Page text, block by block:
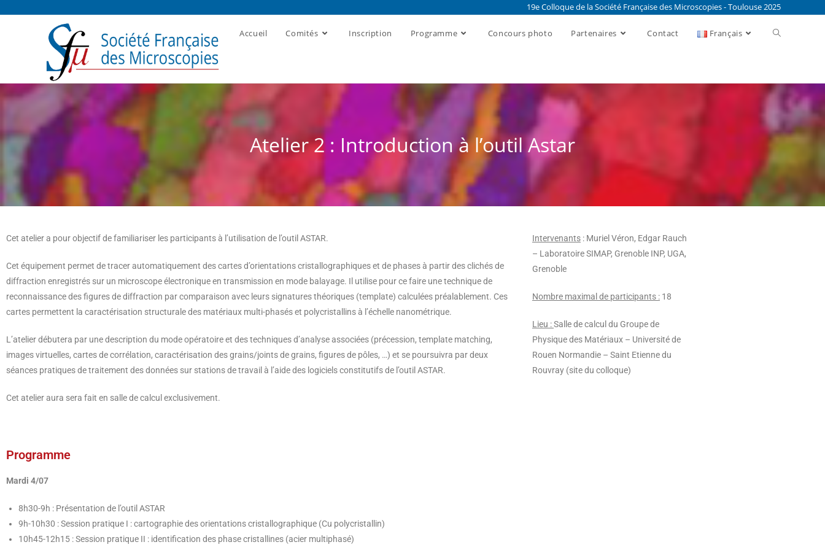
19e Colloque de la Société Française des Microscopies - Toulouse 2025
Accueil Comités Inscription Programme Concours photo Partenaires Contact Français
Atelier 2 : Introduction à l’outil Astar
Cet atelier a pour objectif de familiariser les participants à l’utilisation de l’outil ASTAR.
Cet équipement permet de tracer automatiquement des cartes d’orientations cristallographiques et de phases à partir des clichés de
diffraction enregistrés sur un microscope électronique en transmission en mode balayage. Il utilise pour ce faire une technique de
reconnaissance des figures de diffraction par comparaison avec leurs signatures théoriques (template) calculées préalablement. Ces
cartes permettent la caractérisation structurale des matériaux multi-phasés et polycristallins à l’échelle nanométrique.
L’atelier débutera par une description du mode opératoire et des techniques d’analyse associées (précession, template matching,
images virtuelles, cartes de corrélation, caractérisation des grains/joints de grains, figures de pôles, …) et se poursuivra par deux
séances pratiques de traitement des données sur stations de travail à l’aide des logiciels constitutifs de l’outil ASTAR.
Cet atelier aura sera fait en salle de calcul exclusivement.
Intervenants: Muriel Véron, Edgar Rauch
– Laboratoire SIMAP, Grenoble INP, UGA,
Grenoble
Nombre maximal de participants :18
Lieu :Salle de calcul du Groupe de
Physique des Matériaux – Université de
Rouen Normandie – Saint Etienne du
Rouvray (site du colloque)
Programme
Mardi 4/07
8h30-9h : Présentation de l’outil ASTAR
9h-10h30 : Session pratique I : cartographie des orientations cristallographique (Cu polycristallin)
10h45-12h15 : Session pratique II : identification des phase cristallines (acier multiphasé)